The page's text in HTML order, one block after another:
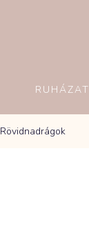
RUHÁZAT
Rövidnadrágok